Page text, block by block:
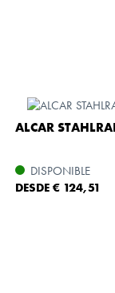
ALCAR
DISPONIBLE
DESDE € 124,51